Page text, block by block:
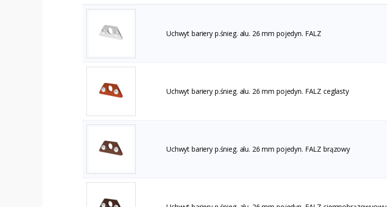
Uchwyt bariery p.śnieg. alu. 26 mm pojedyn. FALZ
Uchwyt bariery p.śnieg. alu. 26 mm pojedyn. FALZ ceglasty
Uchwyt bariery p.śnieg. alu. 26 mm pojedyn. FALZ brązowy